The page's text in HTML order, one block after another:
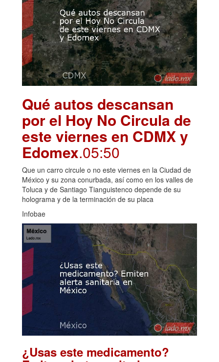
Qué autos descansan
por el Hoy No Circula de
este viernes en CDMX y
Edomex.05:50
Que un carro circule o no este viernes en la Ciudad de
México y su zona conurbada, así como en los valles de
Toluca y de Santiago Tianguistenco depende de su
holograma y de la terminación de su placa
Infobae
¿Usas este medicamento?